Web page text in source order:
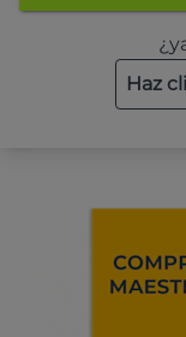
Haz